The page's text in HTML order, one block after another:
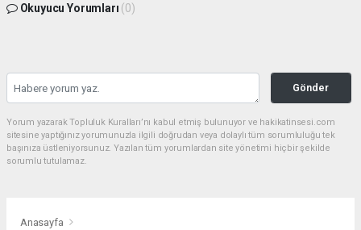
Okuyucu Yorumları (0)
Gönder
Yorum yazarak Topluluk Kuralları’nı kabul etmiş bulunuyor ve hakikatinsesi.com
sitesine yaptığınız yorumunuzla ilgili doğrudan veya dolaylı tüm sorumluluğu tek
başınıza üstleniyorsunuz. Yazılan tüm yorumlardan site yönetimi hiçbir şekilde
sorumlu tutulamaz.
Anasayfa